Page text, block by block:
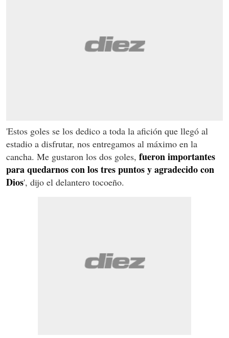
'Estos goles se los dedico a toda la afición que llegó al
estadio a disfrutar, nos entregamos al máximo en la
cancha. Me gustaron los dos goles, fueron importantes
para quedarnos con los tres puntos y agradecido con
Dios', dijo el delantero tocoeño.